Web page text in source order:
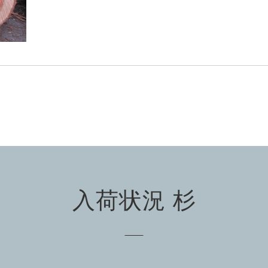
入荷状況 杉